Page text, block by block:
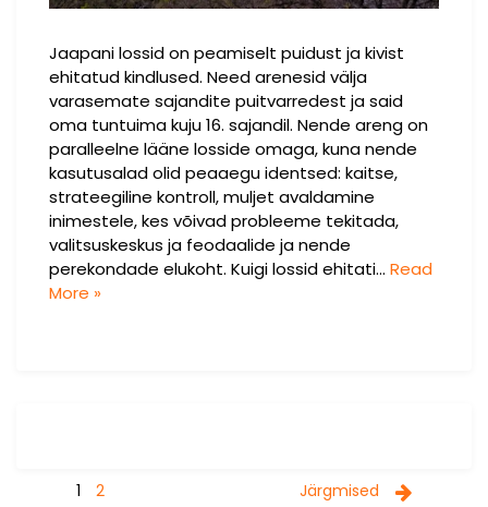
Jaapani lossid on peamiselt puidust ja kivist
ehitatud kindlused. Need arenesid välja
varasemate sajandite puitvarredest ja said
oma tuntuima kuju 16. sajandil. Nende areng on
paralleelne lääne losside omaga, kuna nende
kasutusalad olid peaaegu identsed: kaitse,
strateegiline kontroll, muljet avaldamine
inimestele, kes võivad probleeme tekitada,
valitsuskeskus ja feodaalide ja nende
perekondade elukoht. Kuigi lossid ehitati… Read
More »
Navigeerimine
1 2 Järgmised